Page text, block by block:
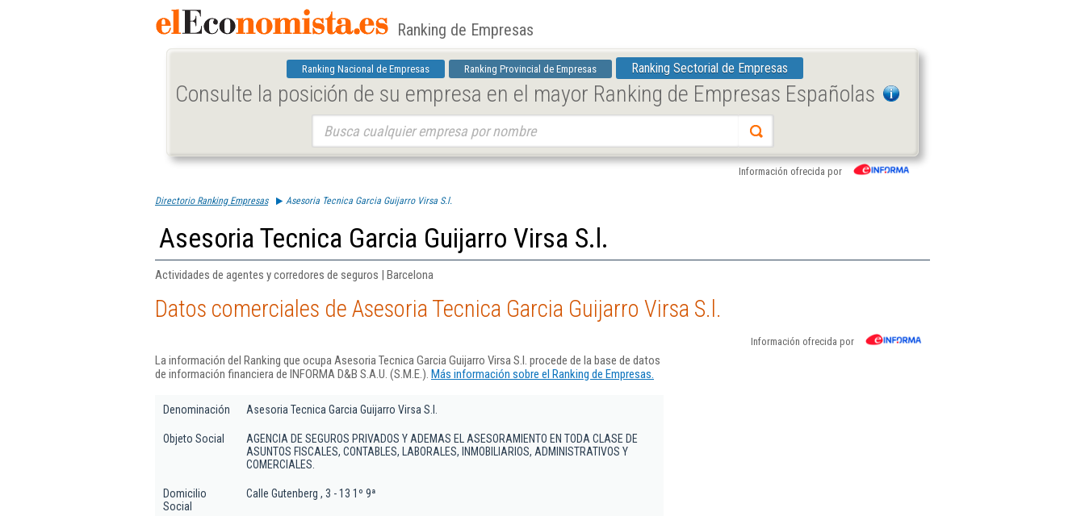
Ranking de Empresas
Ranking Nacional de Empresas Ranking Provincial de Empresas Ranking Sectorial de Empresas
Consulte la posición de su empresa en el mayor Ranking de Empresas Españolas
Información ofrecida por
Directorio Ranking Empresas Asesoria Tecnica Garcia Guijarro Virsa S.l.
Asesoria Tecnica Garcia Guijarro Virsa S.l.
Actividades de agentes y corredores de seguros | Barcelona
Datos comerciales de Asesoria Tecnica Garcia Guijarro Virsa S.l.
Información ofrecida por
La información del Ranking que ocupa Asesoria Tecnica Garcia Guijarro Virsa S.l. procede de la base de datos
de información financiera de INFORMA D&B S.A.U. (S.M.E.). Más información sobre el Ranking de Empresas.
Denominación Asesoria Tecnica Garcia Guijarro Virsa S.l.
Objeto Social
AGENCIA DE SEGUROS PRIVADOS Y ADEMAS EL ASESORAMIENTO EN TODA CLASE DE
ASUNTOS FISCALES, CONTABLES, LABORALES, INMOBILIARIOS, ADMINISTRATIVOS Y
COMERCIALES.
Domicilio
Social
Calle Gutenberg , 3 - 13 1º 9ª